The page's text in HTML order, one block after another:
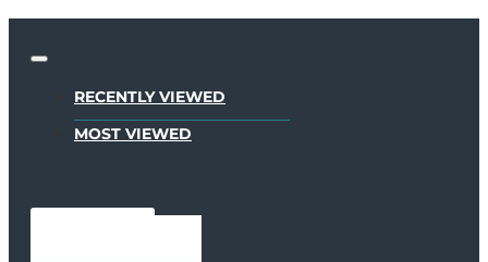
RECENTLY VIEWED
MOST VIEWED